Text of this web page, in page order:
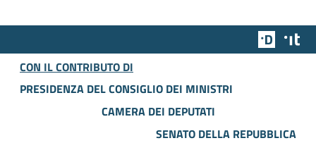
Team
CON IL CONTRIBUTO DI
PRESIDENZA DEL CONSIGLIO DEI MINISTRI
CAMERA DEI DEPUTATI
SENATO DELLA REPUBBLICA